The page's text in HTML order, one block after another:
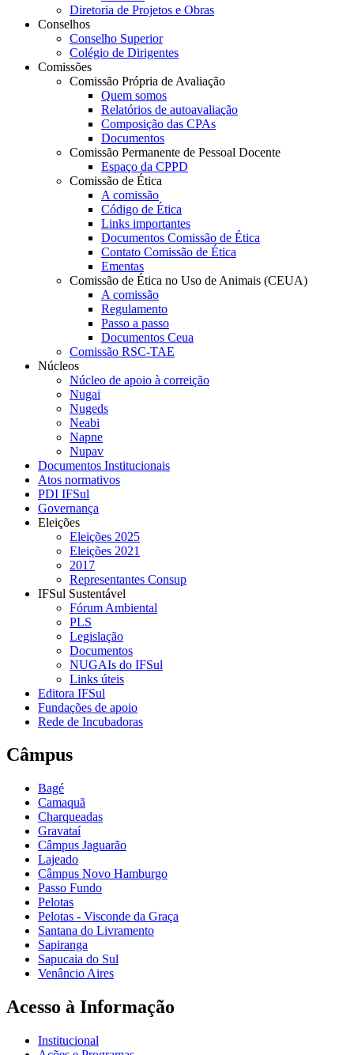
Diretoria de Projetos e Obras
Conselhos
Conselho Superior
Colégio de Dirigentes
Comissões
Comissão Própria de Avaliação
Quem somos
Relatórios de autoavaliação
Composição das CPAs
Documentos
Comissão Permanente de Pessoal Docente
Espaço da CPPD
Comissão de Ética
A comissão
Código de Ética
Links importantes
Documentos Comissão de Ética
Contato Comissão de Ética
Ementas
Comissão de Ética no Uso de Animais (CEUA)
A comissão
Regulamento
Passo a passo
Documentos Ceua
Comissão RSC-TAE
Núcleos
Núcleo de apoio à correição
Nugai
Nugeds
Neabi
Napne
Nupav
Documentos Institucionais
Atos normativos
PDI IFSul
Governança
Eleições
Eleições 2025
Eleições 2021
2017
Representantes Consup
IFSul Sustentável
Fórum Ambiental
PLS
Legislação
Documentos
NUGAIs do IFSul
Links úteis
Editora IFSul
Fundações de apoio
Rede de Incubadoras
Câmpus
Bagé
Camaquã
Charqueadas
Gravataí
Câmpus Jaguarão
Lajeado
Câmpus Novo Hamburgo
Passo Fundo
Pelotas
Pelotas - Visconde da Graça
Santana do Livramento
Sapiranga
Sapucaia do Sul
Venâncio Aires
Acesso à Informação
Institucional